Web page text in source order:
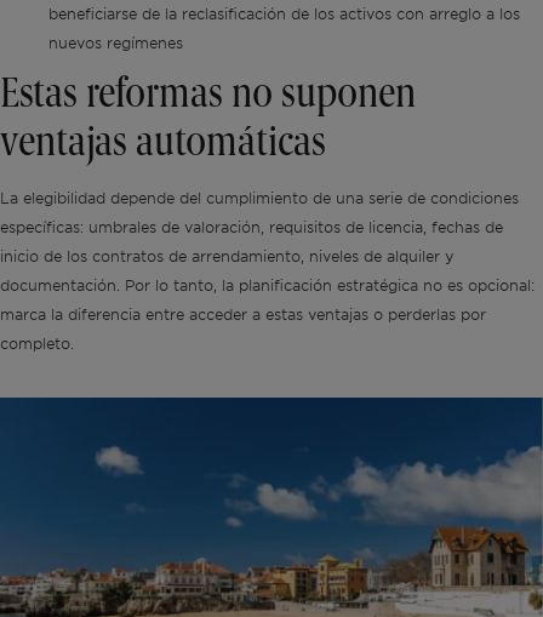
beneficiarse de la reclasificación de los activos con arreglo a los
nuevos regímenes
Estas reformas no suponen
ventajas automáticas
La elegibilidad depende del cumplimiento de una serie de condiciones
específicas: umbrales de valoración, requisitos de licencia, fechas de
inicio de los contratos de arrendamiento, niveles de alquiler y
documentación. Por lo tanto, la planificación estratégica no es opcional:
marca la diferencia entre acceder a estas ventajas o perderlas por
completo.